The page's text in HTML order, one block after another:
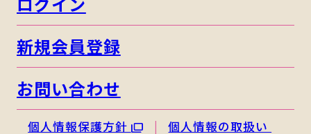
新規会員登録
お問い合わせ
個人情報保護方針
個人情報の取扱い